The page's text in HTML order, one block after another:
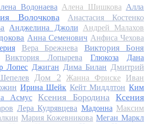
Водонаева Алена Шишкова Алла
Волочкова Анастасия Костенко
Анджелина Джоли
Андрей Малахов
Анна Семенович Анфиса Чехова
Вера Брежнева Виктория Боня
Виктория Лопырева Глюкоза
Дана
Лопес Джиган Дима Билан Дмитрий
Дом 2 Жанна Фриске
Иван
Ирина Шейк Кейт Миддлтон Ким
Асмус Ксения Бородина
Ксения
Лера Кудрявцева Мадонна Максим
Мария Кожевникова Меган Маркл